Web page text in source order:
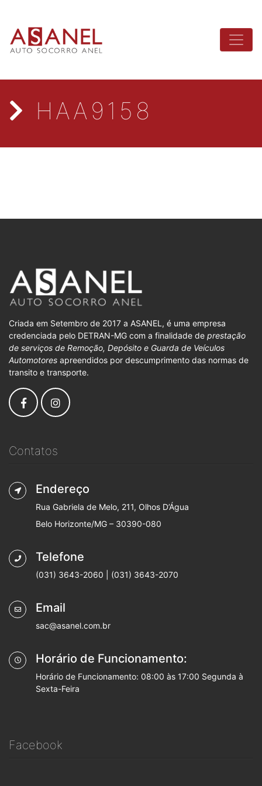
HAA9158
Criada em Setembro de 2017 a ASANEL, é uma empresa
credenciada pelo DETRAN-MG com a finalidade de prestação
de serviços de Remoção, Depósito e Guarda de Veículos
Automotores apreendidos por descumprimento das normas de
transito e transporte.
Contatos
Endereço
Rua Gabriela de Melo, 211, Olhos D’Água
Belo Horizonte/MG – 30390-080
Telefone
(031) 3643-2060 | (031) 3643-2070
Email
sac@asanel.com.br
Horário de Funcionamento:
Horário de Funcionamento: 08:00 às 17:00 Segunda à
Sexta-Feira
Facebook